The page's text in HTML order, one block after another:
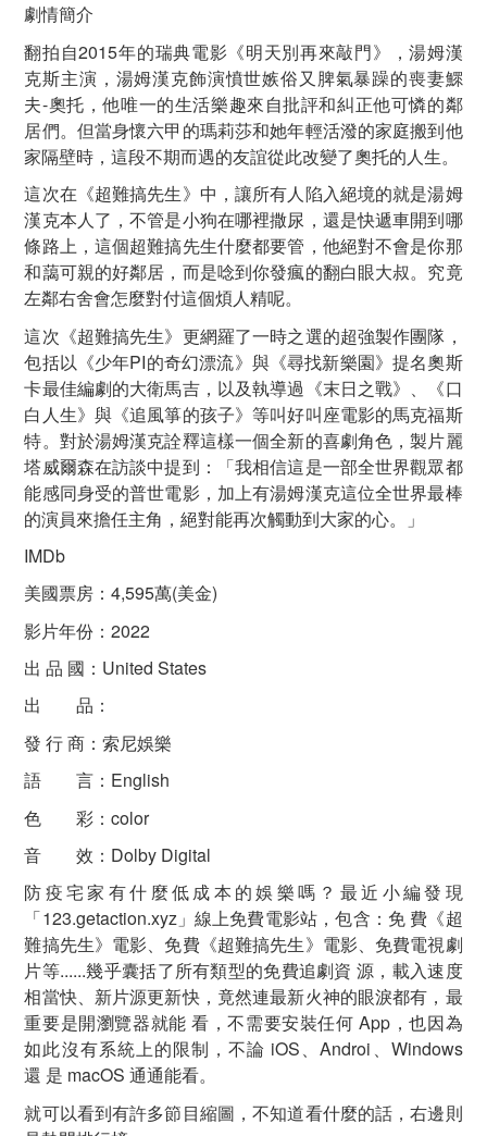
劇情簡介
翻拍自2015年的瑞典電影《明天別再來敲門》，湯姆漢
克斯主演，湯姆漢克飾演憤世嫉俗又脾氣暴躁的喪妻鰥
夫-奧托，他唯一的生活樂趣來自批評和糾正他可憐的鄰
居們。但當身懷六甲的瑪莉莎和她年輕活潑的家庭搬到他
家隔壁時，這段不期而遇的友誼從此改變了奧托的人生。
這次在《超難搞先生》中，讓所有人陷入絕境的就是湯姆
漢克本人了，不管是小狗在哪裡撒尿，還是快遞車開到哪
條路上，這個超難搞先生什麼都要管，他絕對不會是你那
和藹可親的好鄰居，而是唸到你發瘋的翻白眼大叔。究竟
左鄰右舍會怎麼對付這個煩人精呢。
這次《超難搞先生》更網羅了一時之選的超強製作團隊，
包括以《少年PI的奇幻漂流》與《尋找新樂園》提名奧斯
卡最佳編劇的大衛馬吉，以及執導過《末日之戰》、《口
白人生》與《追風箏的孩子》等叫好叫座電影的馬克福斯
特。對於湯姆漢克詮釋這樣一個全新的喜劇角色，製片麗
塔威爾森在訪談中提到：「我相信這是一部全世界觀眾都
能感同身受的普世電影，加上有湯姆漢克這位全世界最棒
的演員來擔任主角，絕對能再次觸動到大家的心。」
IMDb
美國票房：4,595萬(美金)
影片年份：2022
出 品 國：United States
出 品：
發 行 商：索尼娛樂
語 言：English
色 彩：color
音 效：Dolby Digital
防疫宅家有什麼低成本的娛樂嗎？最近小編發現
「123.getaction.xyz」線上免費電影站，包含：免 費《超
難搞先生》電影、免費《超難搞先生》電影、免費電視劇
片等......幾乎囊括了所有類型的免費追劇資 源，載入速度
相當快、新片源更新快，竟然連最新火神的眼淚都有，最
重要是開瀏覽器就能 看，不需要安裝任何 App，也因為
如此沒有系統上的限制，不論 iOS、Androi、Windows
還 是 macOS 通通能看。
就可以看到有許多節目縮圖，不知道看什麼的話，右邊則